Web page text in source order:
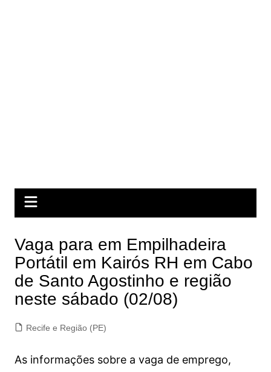
Vaga para em Empilhadeira
Portátil em Kairós RH em Cabo
de Santo Agostinho e região
neste sábado (02/08)
Recife e Região (PE)
As informações sobre a vaga de emprego,